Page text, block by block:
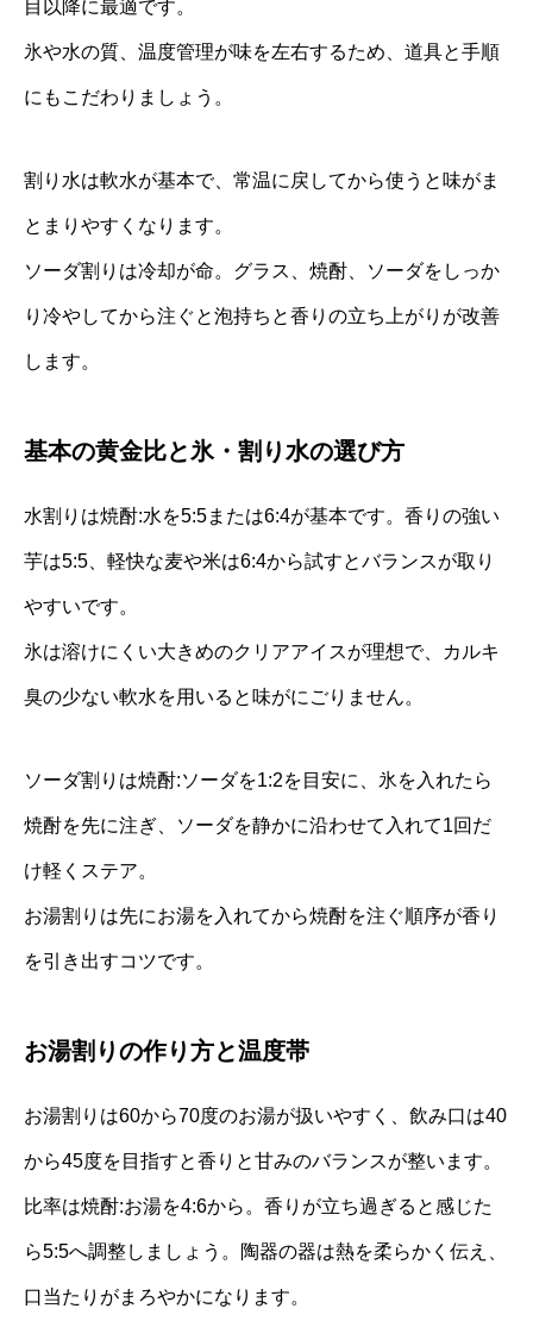
目以降に最適です。
氷や水の質、温度管理が味を左右するため、道具と手順
にもこだわりましょう。
割り水は軟水が基本で、常温に戻してから使うと味がま
とまりやすくなります。
ソーダ割りは冷却が命。グラス、焼酎、ソーダをしっか
り冷やしてから注ぐと泡持ちと香りの立ち上がりが改善
します。
基本の黄金比と氷・割り水の選び方
水割りは焼酎:水を5:5または6:4が基本です。香りの強い
芋は5:5、軽快な麦や米は6:4から試すとバランスが取り
やすいです。
氷は溶けにくい大きめのクリアアイスが理想で、カルキ
臭の少ない軟水を用いると味がにごりません。
ソーダ割りは焼酎:ソーダを1:2を目安に、氷を入れたら
焼酎を先に注ぎ、ソーダを静かに沿わせて入れて1回だ
け軽くステア。
お湯割りは先にお湯を入れてから焼酎を注ぐ順序が香り
を引き出すコツです。
お湯割りの作り方と温度帯
お湯割りは60から70度のお湯が扱いやすく、飲み口は40
から45度を目指すと香りと甘みのバランスが整います。
比率は焼酎:お湯を4:6から。香りが立ち過ぎると感じた
ら5:5へ調整しましょう。陶器の器は熱を柔らかく伝え、
口当たりがまろやかになります。